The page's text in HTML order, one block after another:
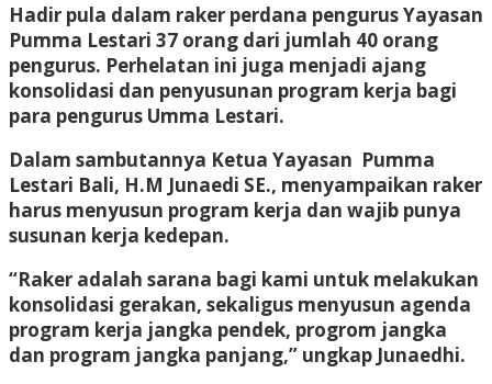
Hadir pula dalam raker perdana pengurus Yayasan
Pumma Lestari 37 orang dari jumlah 40 orang
pengurus. Perhelatan ini juga menjadi ajang
konsolidasi dan penyusunan program kerja bagi
para pengurus Umma Lestari.
Dalam sambutannya Ketua Yayasan Pumma
Lestari Bali, H.M Junaedi SE., menyampaikan raker
harus menyusun program kerja dan wajib punya
susunan kerja kedepan.
“Raker adalah sarana bagi kami untuk melakukan
konsolidasi gerakan, sekaligus menyusun agenda
program kerja jangka pendek, progrom jangka
dan program jangka panjang,” ungkap Junaedhi.